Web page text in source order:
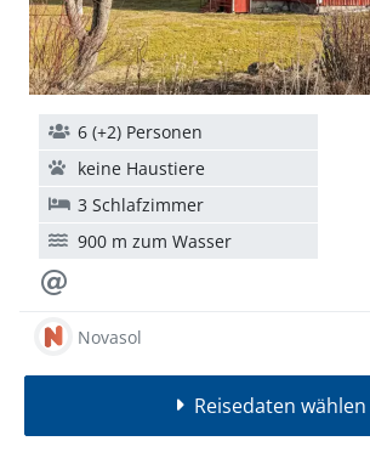
6 (+2) Personen
keine Haustiere
3 Schlafzimmer
900 m zum Wasser
Novasol
Reisedaten wählen